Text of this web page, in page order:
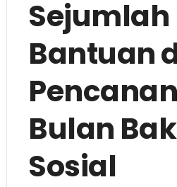
Sejumlah
Bantuan
Bulan
Sosial